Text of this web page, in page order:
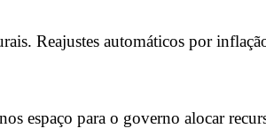
Reajustes automáticos por
espaço para o governo alocar